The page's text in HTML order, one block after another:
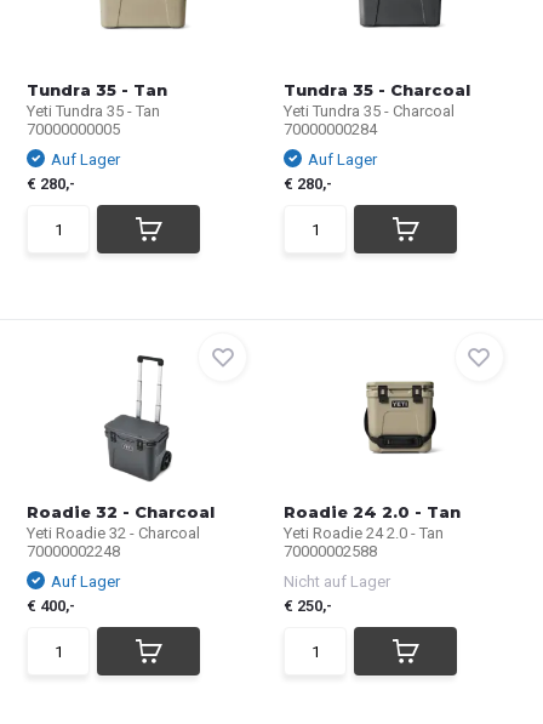
Tundra 35 - Tan
Yeti Tundra 35 - Tan
70000000005
Auf Lager
€ 280,-
Tundra 35 - Charcoal
Yeti Tundra 35 - Charcoal
70000000284
Auf Lager
€ 280,-
Roadie 32 - Charcoal
Yeti Roadie 32 - Charcoal
70000002248
Auf Lager
€ 400,-
Roadie 24 2.0 - Tan
Yeti Roadie 24 2.0 - Tan
70000002588
Nicht auf Lager
€ 250,-